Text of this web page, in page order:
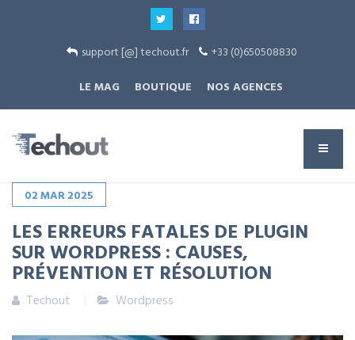
support [@] techout.fr
+33 (0)650508830
LE MAG
BOUTIQUE NOS AGENCES
02MAR2025
LES ERREURS FATALES DE PLUGIN
SUR WORDPRESS : CAUSES,
PRÉVENTION ET RÉSOLUTION
Techout Wordpress